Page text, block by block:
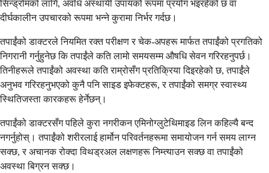
सिन्ड्रोमको लागि, अवधि अस्थायी उपायको रूपमा प्रयोग भइरहेको छ वा
दीर्घकालीन उपचारको रूपमा भन्ने कुरामा निर्भर गर्दछ।
तपाईंको डाक्टरले नियमित रक्त परीक्षण र चेक-अपहरू मार्फत तपाईंको प्रगतिको
निगरानी गर्नुहुनेछ कि तपाईंले कति लामो समयसम्म औषधि सेवन गरिरहनुपर्छ।
तिनीहरूले तपाईंको अवस्था कति राम्रोसँग प्रतिक्रिया दिइरहेको छ, तपाईंले
अनुभव गरिरहनुभएको कुनै पनि साइड इफेक्टहरू, र तपाईंको समग्र स्वास्थ्य
स्थितिजस्ता कारकहरू हेर्नेछन्।
तपाईंको डाक्टरसँग पहिले कुरा नगरीकन एमिनोग्लुटेथिमाइड लिन कहिल्यै बन्द
नगर्नुहोस्। तपाईंको शरीरलाई हार्मोन परिवर्तनहरूमा समायोजन गर्न समय लाग्न
सक्छ, र अचानक रोक्दा विथड्रअल लक्षणहरू निम्त्याउन सक्छ वा तपाईंको
अवस्था बिग्रन सक्छ।